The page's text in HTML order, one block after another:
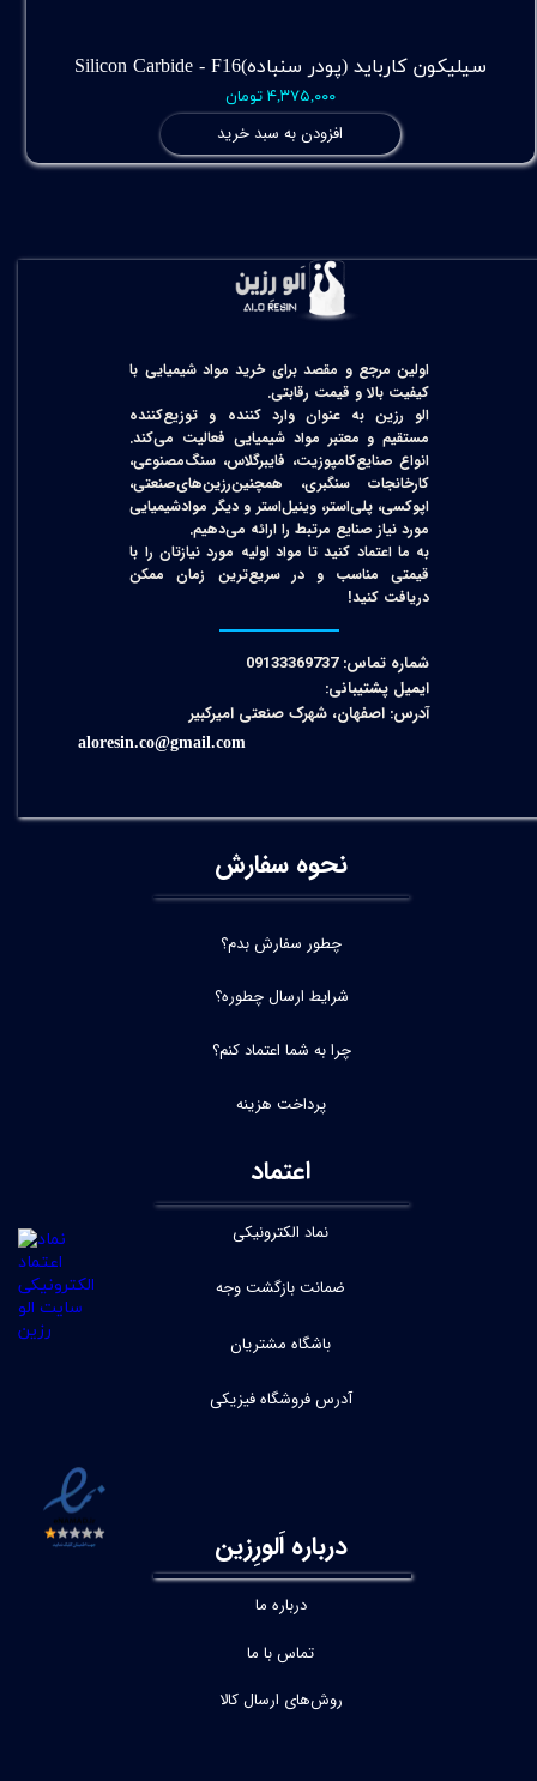
سیلیکون کارباید (پودر سنباده)Silicon Carbide - F16
۴,۳۷۵,۰۰۰ تومان
افزودن به سبد خرید
اولین مرجع و مقصد برای خرید مواد شیمیایی با
کیفیت بالا و قیمت رقابتی.
الو رزین به عنوان وارد کننده و توزیع‌کننده
مستقیم و معتبر مواد شیمیایی فعالیت می‌کند.
انواع صنایع‌کامپوزیت، فایبرگلاس، سنگ‌مصنوعی،
کارخانجات سنگبری، همچنین‌رزین‌های‌صنعتی،
اپوکسی، پلی‌استر، وینیل‌استر و دیگر مواد‌شیمیایی
مورد نیاز صنایع مرتبط را ارائه می‌دهیم.
به ما اعتماد کنید تا مواد اولیه مورد نیازتان را با
قیمتی مناسب و در سریع‌ترین زمان ممکن
دریافت کنید!​​​​​​​
شماره تماس: 09133369737
ایمیل پشتیبانی:
آدرس: اصفهان، شهرک صنعتی امیرکبیر
aloresin.co@gmail.com
نحوه سفارش
چطور سفارش بدم؟
شرایط ارسال چطوره؟
چرا به شما اعتماد کنم؟
پرداخت هزینه
اعتماد
نماد الکترونیکی
ضمانت بازگشت وجه
باشگاه مشتریان
آدرس فروشگاه فیزیکی
درباره اَلورِزین
درباره ما
تماس با ما
روش‌های ارسال کالا